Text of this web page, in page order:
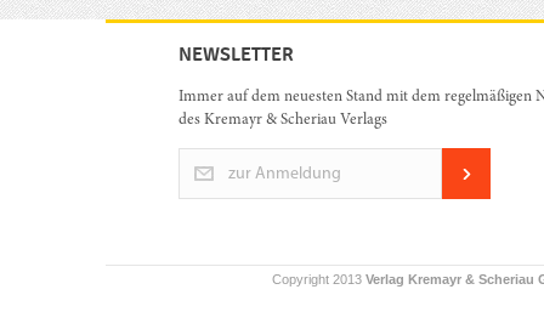
NEWSLETTER
Immer auf dem neuesten Stand mit dem regelmäßigen
des Kremayr & Scheriau Verlags
zur Anmeldung
Copyright 2013 Verlag Kremayr & Scheriau